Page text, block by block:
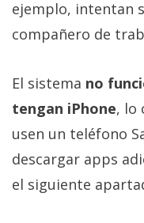
ejemplo, intentan
compañero de
El sistema no
tengan iPhone, lo
usen un teléfono
descargar apps
el siguiente